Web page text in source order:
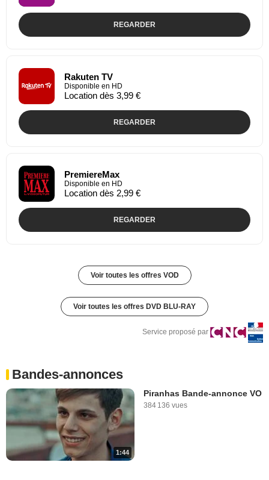
REGARDER
Rakuten TV
Disponible en HD
Location dès 3,99 €
REGARDER
PremiereMax
Disponible en HD
Location dès 2,99 €
REGARDER
Voir toutes les offres VOD
Voir toutes les offres DVD BLU-RAY
Service proposé par
Bandes-annonces
1:44
Piranhas Bande-annonce VO
384 136 vues